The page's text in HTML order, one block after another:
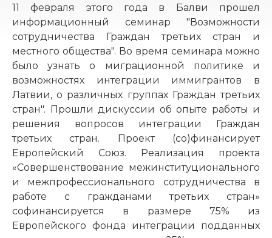
11 февраля этого года в Балви прошел
информационный семинар "Возможности
сотрудничества Граждан третьих стран и
местного общества". Во время семинара можно
было узнать о миграционной политике и
возможностях интеграции иммигрантов в
Латвии, о различных группах Граждан третьих
стран". Прошли дискуссии об опыте работы и
решения вопросов интеграции Граждан
третьих стран. Проект (со)финансирует
Европейский Союз. Реализация проекта
«Совершенствование межинституционального
и межпрофессионального сотрудничества в
работе с гражданами третьих стран»
софинансируется в размере 75% из
Европейского фонда интеграции подданных